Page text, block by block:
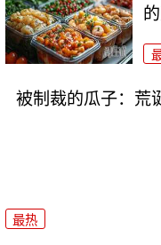
被制裁的瓜子：荒
最热